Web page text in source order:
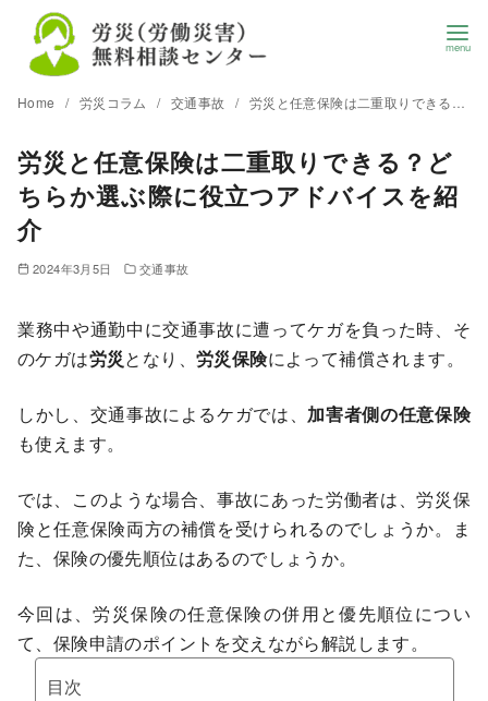
Home 労災コラム 交通事故 労災と任意保険は二重取りできる？どちらか選ぶ際に役立つアドバイスを紹介
労災と任意保険は二重取りできる？ど
ちらか選ぶ際に役立つアドバイスを紹
介
2024年3月5日 交通事故
業務中や通勤中に交通事故に遭ってケガを負った時、そ
のケガは労災となり、労災保険によって補償されます。
しかし、交通事故によるケガでは、 加害者側の任意保険
も使えます。
では、このような場合、事故にあった労働者は、労災保
険と任意保険両方の補償を受けられるのでしょうか。ま
た、保険の優先順位はあるのでしょうか。
今回は、労災保険の任意保険の併用と優先順位につい
て、保険申請のポイントを交えながら解説します。
目次